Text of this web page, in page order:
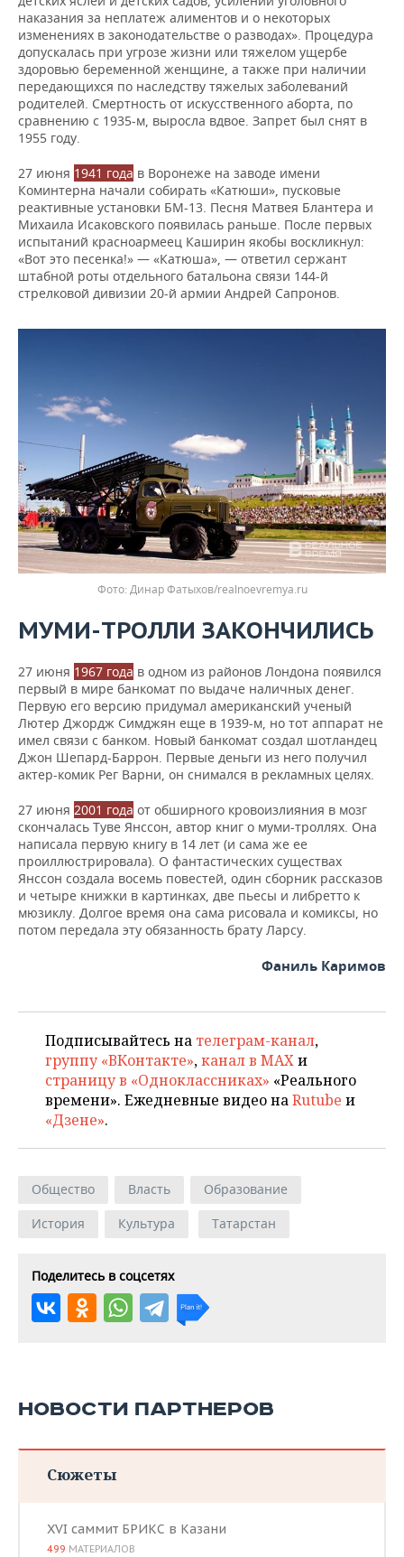
наказания за неплатеж алиментов и о некоторых
изменениях в законодательстве о разводах». Процедура
допускалась при угрозе жизни или тяжелом ущербе
здоровью беременной женщине, а также при наличии
передающихся по наследству тяжелых заболеваний
родителей. Смертность от искусственного аборта, по
сравнению с 1935-м, выросла вдвое. Запрет был снят в
1955 году.
27 июня 1941 года в Воронеже на заводе имени
Коминтерна начали собирать «Катюши», пусковые
реактивные установки БМ-13. Песня Матвея Блантера и
Михаила Исаковского появилась раньше. После первых
испытаний красноармеец Каширин якобы воскликнул:
«Вот это песенка!» — «Катюша», — ответил сержант
штабной роты отдельного батальона связи 144-й
стрелковой дивизии 20-й армии Андрей Сапронов.
Фото: Динар Фатыхов/realnoevremya.ru
МУМИ-ТРОЛЛИ ЗАКОНЧИЛИСЬ
27 июня 1967 года в одном из районов Лондона появился
первый в мире банкомат по выдаче наличных денег.
Первую его версию придумал американский ученый
Лютер Джордж Симджян еще в 1939-м, но тот аппарат не
имел связи с банком. Новый банкомат создал шотландец
Джон Шепард-Баррон. Первые деньги из него получил
актер-комик Рег Варни, он снимался в рекламных целях.
27 июня 2001 года от обширного кровоизлияния в мозг
скончалась Туве Янссон, автор книг о муми-троллях. Она
написала первую книгу в 14 лет (и сама же ее
проиллюстрировала). О фантастических cуществах
Янссон создала восемь повестей, один сборник рассказов
и четыре книжки в картинках, две пьесы и либретто к
мюзиклу. Долгое время она сама рисовала и комиксы, но
потом передала эту обязанность брату Ларсу.
Фаниль Каримов
Подписывайтесь на телеграм-канал,
группу «ВКонтакте»,канал в MAXи
страницу в «Одноклассниках» «Реального
времени». Ежедневные видео наRutube и
«Дзене».
Общество Власть
Образование
История
Культура Татарстан
Поделитесь в соцсетях
НОВОСТИ ПАРТНЕРОВ
Сюжеты
XVI саммит БРИКС в Казани
499 МАТЕРИАЛОВ